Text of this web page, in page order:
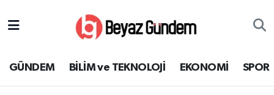
GÜNDEM BİLİM ve TEKNOLOJİ EKONOMİ SPOR